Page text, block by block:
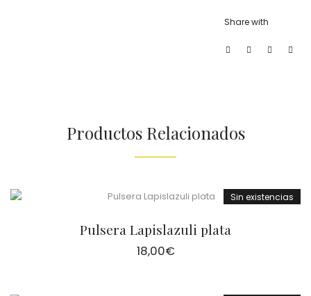
Share with
Productos Relacionados
Sin existencias
Pulsera Lapislazuli plata
18,00€